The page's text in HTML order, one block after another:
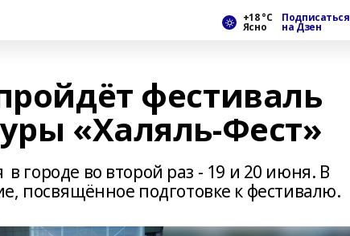
+18 °С
Ясно
Подписаться
на Дзен
фестиваль
«Халяль-Фест»
городе во второй раз - 19 и 20 июня. В
посвящённое подготовке к фестивалю.